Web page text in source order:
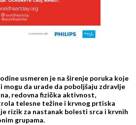
usmeren je na širenje poruka koje
mogu da urade da poboljšaju zdravlje
redovna fizička aktivnost,
telesne težine i krvnog prtiska
rizik za nastanak bolesti srca i krvnih
grupama.